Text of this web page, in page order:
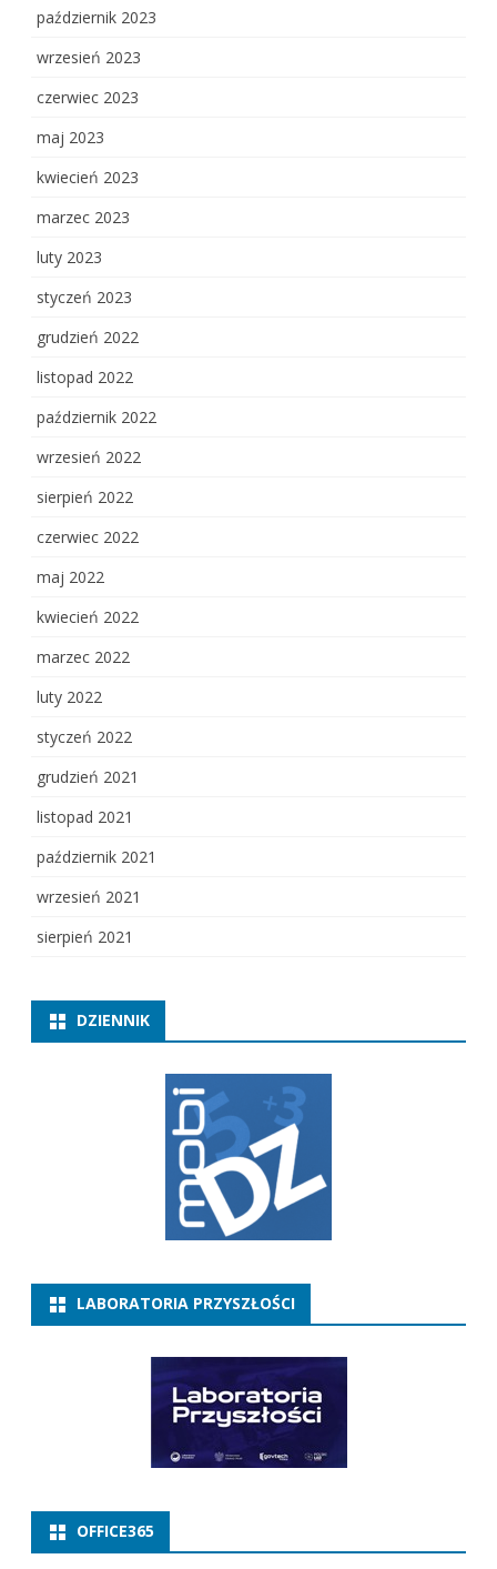
październik 2023
wrzesień 2023
czerwiec 2023
maj 2023
kwiecień 2023
marzec 2023
luty 2023
styczeń 2023
grudzień 2022
listopad 2022
październik 2022
wrzesień 2022
sierpień 2022
czerwiec 2022
maj 2022
kwiecień 2022
marzec 2022
luty 2022
styczeń 2022
grudzień 2021
listopad 2021
październik 2021
wrzesień 2021
sierpień 2021
DZIENNIK
LABORATORIA PRZYSZŁOŚCI
OFFICE365